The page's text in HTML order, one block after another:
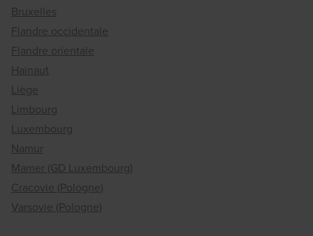
Bruxelles
Flandre occidentale
Flandre orientale
Hainaut
Liège
Limbourg
Luxembourg
Namur
Mamer (GD Luxembourg)
Cracovie (Pologne)
Varsovie (Pologne)